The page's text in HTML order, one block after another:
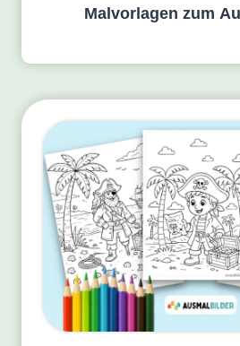
Malvorlagen zum